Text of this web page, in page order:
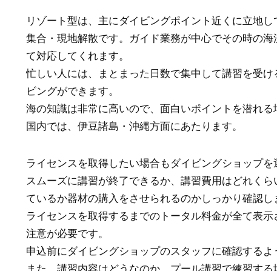
リゾート型は、主にダイビングポイント近くに立地
集合・現地解散です。ガイド業務が中心でその時の
て対応してくれます。
忙しい人には、まとまった日数で集中して講習を受
ビングができます。
海の知識は非常に高いので、面白いポイントを潜れる
国内では、伊豆諸島・沖縄方面にあたります。
ライセンスを取得したい場合もダイビングショップを
スムーズに講習が終了できるか、講習費用はどれく
ているか器材の購入をさせられるのかしっかり確認し
ライセンスを取得するまでのトータル料金が全て表
注意が必要です。
申込前にダイビングショップのスタッフに確認するよ
また、講習内容はどうなのか、プール講習で練習す